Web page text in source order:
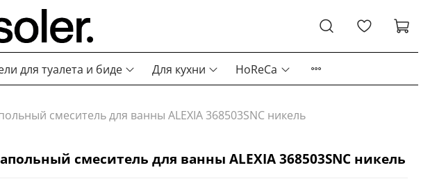
для туалета и биде Для кухни HoReCa
смеситель для ванны ALEXIA 368503SNC никель
смеситель для ванны ALEXIA 368503SNC никель